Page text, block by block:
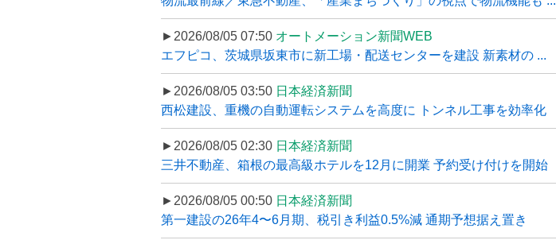
►2026/08/05 07:50 オートメーション新聞WEB
エフピコ、茨城県坂東市に新工場・配送センターを建設 新素材の ...
►2026/08/05 03:50 日本経済新聞
西松建設、重機の自動運転システムを高度に トンネル工事を効率化
►2026/08/05 02:30 日本経済新聞
三井不動産、箱根の最高級ホテルを12月に開業 予約受け付けを開始
►2026/08/05 00:50 日本経済新聞
第一建設の26年4〜6月期、税引き利益0.5%減 通期予想据え置き